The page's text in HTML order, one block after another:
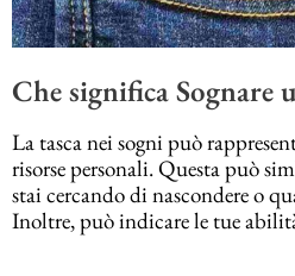
Che significa Sognare
La tasca nei sogni può
risorse personali. Questa può
stai cercando di nascondere o
Inoltre, può indicare le tue